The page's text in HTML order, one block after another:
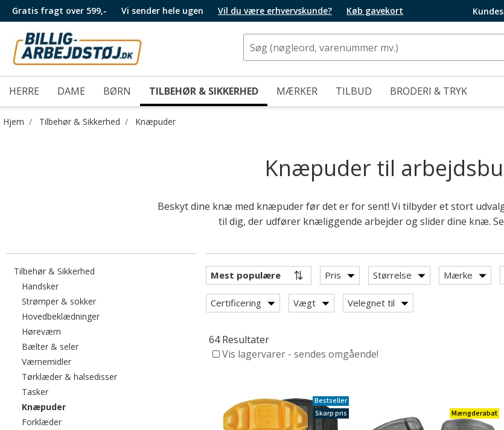
Gratis fragt over 599,- Vi sender hele ugen Vil du være erhvervskunde? Køb gavekort
HERRE DAME BØRN TILBEHØR & SIKKERHED MÆRKER TILBUD BRODERI & TRYK
Hjem Tilbehør & Sikkerhed Knæpuder
Knæpuder til
Beskyt dine knæ med knæpuder før det er for sent! Vi tilbyder et stort
til dig, der udfører knæliggende arbejder og slider dine knæ.
Tilbehør & Sikkerhed Filtrér efter category: Tilbehør & Sikkerhed
HandskerFiltrér efter category: Handsker
Strømper & sokkerFiltrér efter category: Strømper & sokker
HovedbeklædningerFiltrér efter category: Hovedbeklædninger
Høreværn
Bælter & selerFiltrér efter category: Bælter & seler
VærnemidlerFiltrér efter category: Værnemidler
Tørklæder & halsedisserFiltrér efter category: Tørklæder & halsedisser
TaskerFiltrér efter category: Tasker
Knæpudervalgte I øjeblikket sorteret efter category: Knæpuder
ForklæderFiltrér efter category: Forklæder
Pris Størrelse Mærke
Certificering Vægt Velegnet til
64 Resultater
Vis lagervarer - sendes omgående!
Bestseller
Skarp pris
Mængderabat